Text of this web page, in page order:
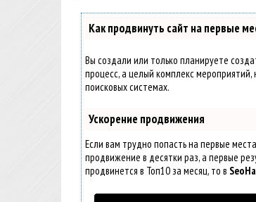
Как продвинуть сайт на первые
Вы создали или только планируете
процесс, а целый комплекс
поисковых системах.
Ускорение продвижения
Если вам трудно попасть на первые
продвижение в десятки раз, а первые
продвинется в Топ10 за месяц, то в